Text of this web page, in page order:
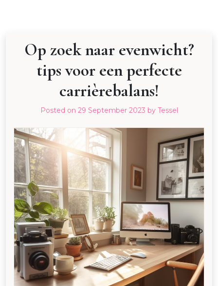
Op zoek naar evenwicht?
tips voor een perfecte
carrièrebalans!
Posted on 29 September 2023 by Tessel